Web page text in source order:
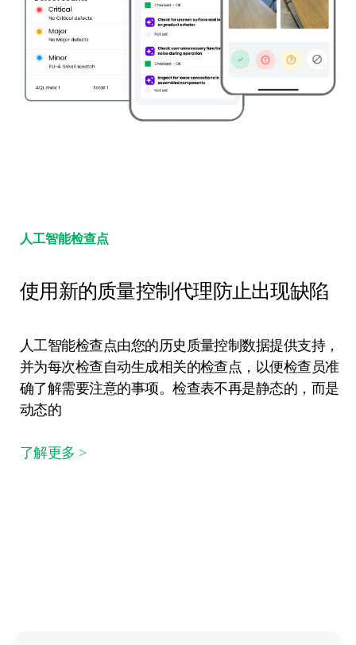
人工智能检查点
使用新的质量控制代理防止出现缺陷
人工智能检查点由您的历史质量控制数据提供支持，
并为每次检查自动生成相关的检查点，以便检查员准
确了解需要注意的事项。检查表不再是静态的，而是
动态的
了解更多 >